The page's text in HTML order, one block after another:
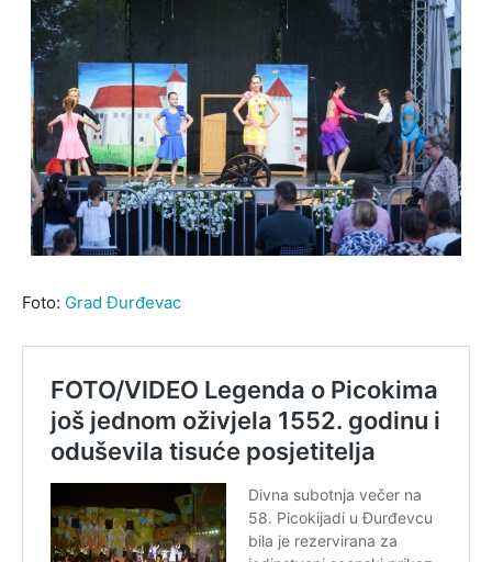
Foto: Grad Đurđevac